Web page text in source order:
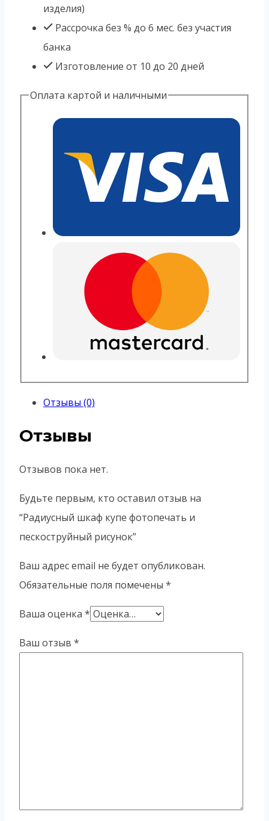
изделия)
Рассрочка без % до 6 мес. без участия
банка
Изготовление от 10 до 20 дней
Оплата картой и наличными
Отзывы (0)
Отзывы
Отзывов пока нет.
Будьте первым, кто оставил отзыв на
“Радиусный шкаф купе фотопечать и
пескоструйный рисунок”
Ваш адрес email не будет опубликован.
Обязательные поля помечены *
Ваша оценка *
Ваш отзыв *